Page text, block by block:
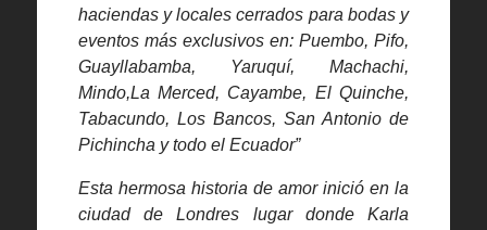
haciendas y locales cerrados para bodas y
eventos más exclusivos en: Puembo, Pifo,
Guayllabamba, Yaruquí, Machachi,
Mindo,La Merced, Cayambe, El Quinche,
Tabacundo, Los Bancos, San Antonio de
Pichincha y todo el Ecuador”
Esta hermosa historia de amor inició en la
ciudad de Londres lugar donde Karla